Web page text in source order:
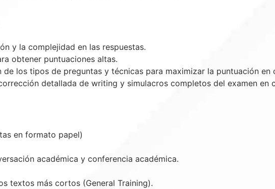
y la complejidad en las respuestas.
obtener puntuaciones altas.
los tipos de preguntas y técnicas para maximizar la puntuación en
detallada de writing y simulacros completos del examen en
en formato papel)
académica y conferencia académica.
textos más cortos (General Training).